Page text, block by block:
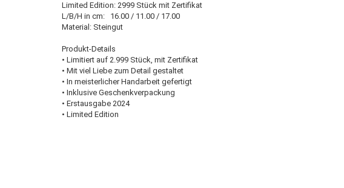
Limited Edition: 2999 Stück mit Zertifikat
L/B/H in cm: 16.00 / 11.00 / 17.00
Material: Steingut
Produkt-Details
• Limitiert auf 2.999 Stück, mit Zertifikat
• Mit viel Liebe zum Detail gestaltet
• In meisterlicher Handarbeit gefertigt
• Inklusive Geschenkverpackung
• Erstausgabe 2024
• Limited Edition